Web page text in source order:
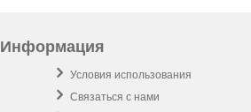
Информация
Условия использования
Связаться с нами